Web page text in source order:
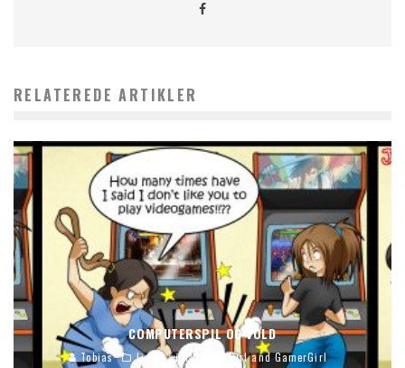
RELATEREDE ARTIKLER
COMPUTERSPIL OG VOLD
Tobias Living with HipsterGirl and GamerGirl